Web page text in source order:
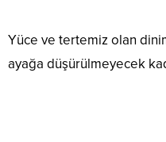
Yüce ve tertemiz olan
ayağa düşürülmeyecek